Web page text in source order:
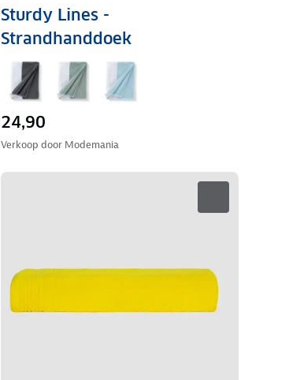
Sturdy Lines -
Strandhanddoek
24,90
Verkoop door Modemania